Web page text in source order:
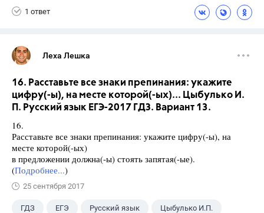
1 ответ
Леха Лешка
16. Расставьте все знаки препинания: укажите
цифру(-ы), на месте которой(-ых)... Цыбулько И.
П. Русский язык ЕГЭ-2017 ГДЗ. Вариант 13.
16.
Расставьте все знаки препинания: укажите цифру(-ы), на
месте которой(-ых)
в предложении должна(-ы) стоять запятая(-ые).
(Подробнее...)
25 сентября 2017
ГДЗ ЕГЭ Русский язык Цыбулько И.П.